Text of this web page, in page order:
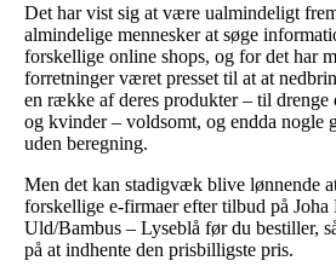
Det har vist sig at være ualmindeligt
almindelige mennesker at søge
forskellige online shops, og for det har
forretninger været presset til at at
en række af deres produkter – til
og kvinder – voldsomt, og endda nogle
uden beregning.
Men det kan stadigvæk blive lønnende
forskellige e-firmaer efter tilbud på Joha
Uld/Bambus – Lyseblå før du bestiller,
på at indhente den prisbilligste pris.